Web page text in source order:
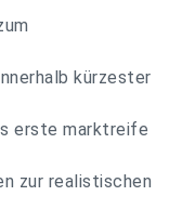
kürzester
erste marktreife
zur realistischen